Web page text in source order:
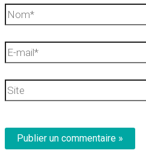
Nom*
E-
Site